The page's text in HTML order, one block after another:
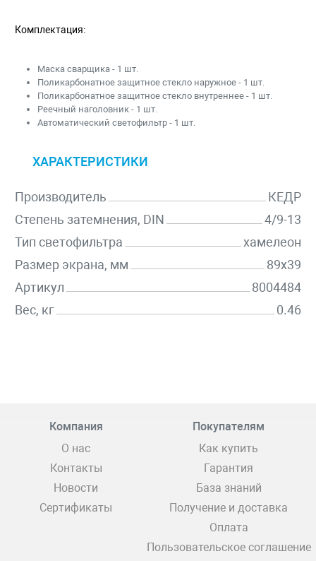
Комплектация:
Маска сварщика - 1 шт.
Поликарбонатное защитное стекло наружное - 1 шт.
Поликарбонатное защитное стекло внутреннее - 1 шт.
Реечный наголовник - 1 шт.
Автоматический светофильтр - 1 шт.
ХАРАКТЕРИСТИКИ
Производитель
КЕДР
Степень затемнения, DIN
4/9-13
Тип светофильтра
хамелеон
Размер экрана, мм
89х39
Артикул
8004484
Вес, кг
0.46
Компания
О нас
Контакты
Новости
Сертификаты
Покупателям
Как купить
Гарантия
База знаний
Получение и доставка
Оплата
Пользовательское соглашение